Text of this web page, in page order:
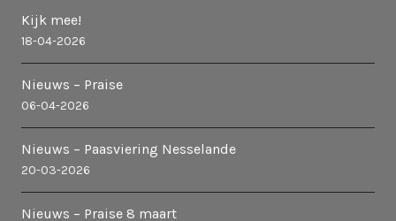
Kijk mee!
18-04-2026
Nieuws – Praise
06-04-2026
Nieuws – Paasviering Nesselande
20-03-2026
Nieuws – Praise 8 maart